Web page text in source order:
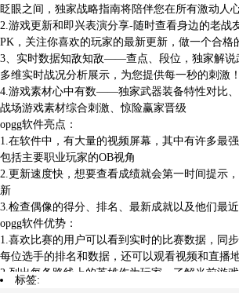
眨眼之间，独家战略指南将陪伴您在所有激动人
2.游戏更新和即兴表演分享-随时查看身边的老战
PK，关注你喜欢的玩家的最新更新，做一个合格
3、实时数据知敌知敌——查点、段位，独家解说
多维实时战况分析展示，为您提供每一秒的刺激！
4.游戏素材心中有数——独家武器装备特性对比、
战场游戏素材综合刺激、惊险赢家晋级
opgg软件亮点：
1.在软件中，有大量的视频屏幕，其中有许多最
包括主要职业玩家的OB视角
2.更新速度快，想要查看成绩就会第一时间提示
新
3.检查偶像的得分、排名、最新成就以及他们最
opgg软件优势：
1.喜欢比赛的用户可以看到实时的比赛数据，同
每位选手的排名和数据，还可以观看视频和直播
2.列出每条路线上的英雄作为玩家，了解当前游
及每条路线上每个英雄的人气排名，看看哪些英
标签: